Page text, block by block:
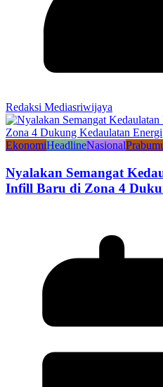
Redaksi Mediasriwijaya
EkonomiHeadlineNasional
Nyalakan Semangat
Infill Baru di Zona 4